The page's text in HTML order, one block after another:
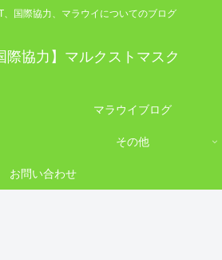
、国際協力、マラウイについてのブログ
際協力】マルクストマスク
マラウイブログ
その他
お問い合わせ